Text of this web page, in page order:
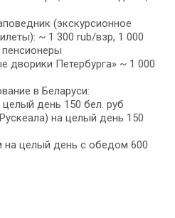
(экскурсионное
~ 1 300 rub/взр, 1 000
дворики Петербурга» ~ 1 000
в Беларуси:
день 150 бел. руб
на целый день 150
на целый день с обедом 600